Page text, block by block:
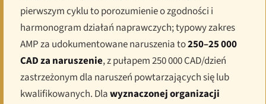
pierwszym cyklu to porozumienie o zgodności i
harmonogram działań naprawczych; typowy zakres
AMP za udokumentowane naruszenia to250–25 000
CAD za naruszenie, z pułapem 250 000 CAD/dzień
zastrzeżonym dla naruszeń powtarzających się lub
kwalifikowanych. Dlawyznaczonej organizacji